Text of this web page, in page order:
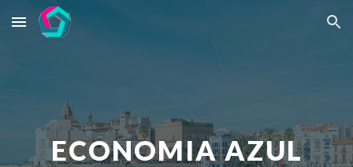
Skip to main content Skip to navigation
ECONOMIA AZUL